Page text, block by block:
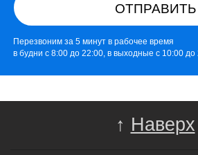
ОТПРАВИТЬ
Перезвоним за 5 минут в рабочее время
в будни с 8:00 до 22:00, в выходные с 10:00 до
↑ Наверх